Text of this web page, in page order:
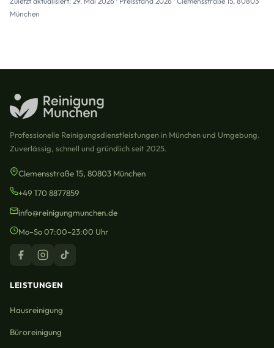
München
Professionelle Reinigungsdienstleistungen in München und Umgebung.
Zuverlässig, schnell und gründlich seit 2025.
Clemensstraße 15, 80803 München
+49 170 8877859
info@reinigungmunchen.de
Mo–So 07:00–23:00 Uhr
LEISTUNGEN
Hausreinigung
Büroreinigung